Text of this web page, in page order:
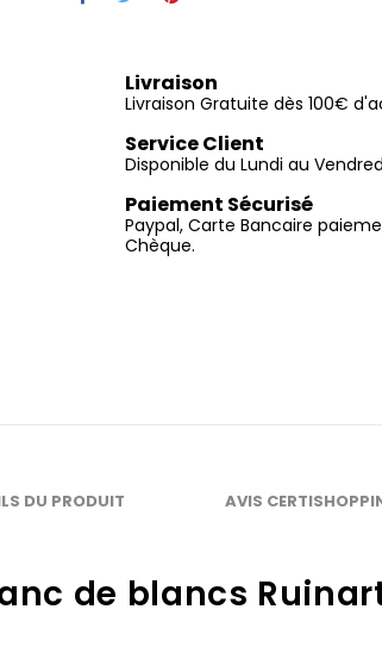
Livraison
Livraison Gratuite dès 100€
Service Client
Disponible du Lundi au
Paiement Sécurisé
Paypal, Carte Bancaire
Chèque.
DU PRODUIT AVIS
de blancs